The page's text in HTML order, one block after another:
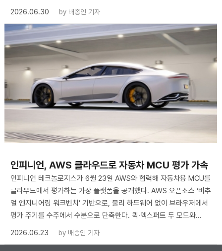
2026.06.30
by 배종인 기자
인피니언, AWS 클라우드로 자동차 MCU 평가 가속
인피니언 테크놀로지스가 6월 23일 AWS와 협력해 자동차용 MCU를
클라우드에서 평가하는 가상 플랫폼을 공개했다. AWS 오픈소스 ‘버추
얼 엔지니어링 워크벤치’ 기반으로, 물리 하드웨어 없이 브라우저에서
평가 주기를 수주에서 수분으로 단축한다. 퀵·엑스퍼트 두 모드와...
2026.06.23
by 배종인 기자